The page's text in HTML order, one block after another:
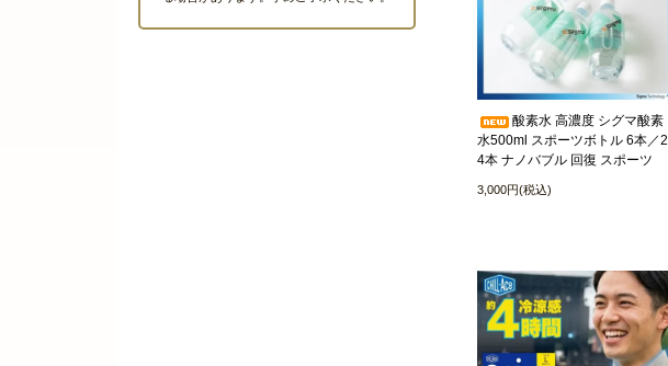
酸素水 高濃度 シグマ酸素
水500ml スポーツボトル 6本／2
4本 ナノバブル 回復 スポーツ
3,000円(税込)